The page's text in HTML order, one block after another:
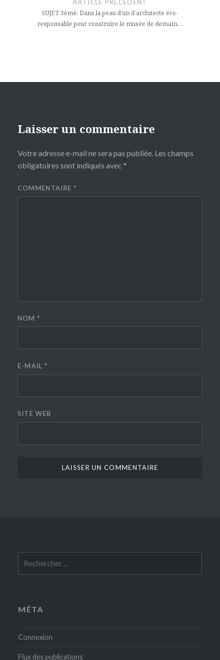
l’article
ARTICLE PRÉCÉDENT
SUJET 3èmè: Dans la peau d’un d’architecte éco-
responsable pour construire le musée de demain…
Laisser un commentaire
Votre adresse e-mail ne sera pas publiée. Les champs
obligatoires sont indiqués avec *
COMMENTAIRE*
NOM*
E-MAIL *
SITE WEB
MÉTA
Connexion
Flux des publications